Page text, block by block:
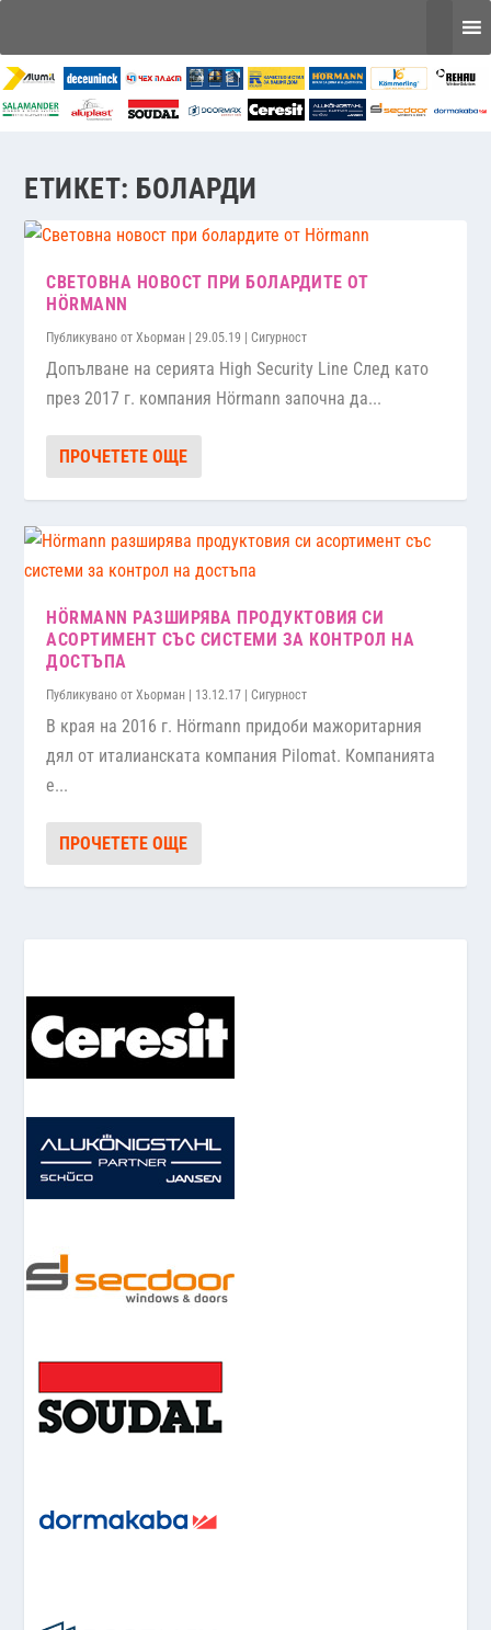
ЕТИКЕТ: БОЛАРДИ
СВЕТОВНА НОВОСТ ПРИ БОЛАРДИТЕ ОТ
HÖRMANN
Публикувано отХьорман |29.05.19 |Сигурност
Допълване на серията High Security Line След като
през 2017 г. компания Hörmann започна да...
ПРОЧЕТЕТЕ ОЩЕ
HÖRMANN РАЗШИРЯВА ПРОДУКТОВИЯ СИ
АСОРТИМЕНТ СЪС СИСТЕМИ ЗА КОНТРОЛ НА
ДОСТЪПА
Публикувано отХьорман | 13.12.17 |Сигурност
В края на 2016 г. Hörmann придоби мажоритарния
дял от италианската компания Pilomat. Компанията
е...
ПРОЧЕТЕТЕ ОЩЕ